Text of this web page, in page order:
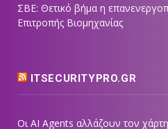
ΣΒΕ: Θετικό βήμα η
Επιτροπής Βιομηχανίας
ITSECURITYPRO.GR
Οι AI Agents αλλάζουν τον